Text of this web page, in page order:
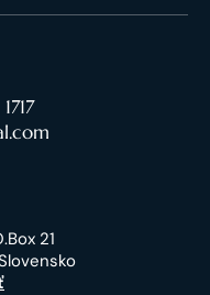
21